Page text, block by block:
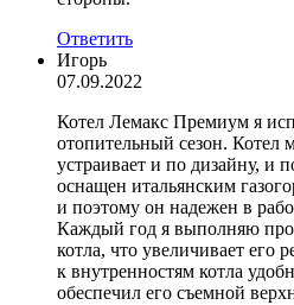
Ответить
Игорь
07.09.2022
Котел Лемакс Премиум я
отопительный сезон. Котел
устраивает и по дизайну, и
оснащен итальянским
и поэтому он надежен в
Каждый год я выполняю
котла, что увеличивает его
к внутренностям котла
обеспечил его съемной